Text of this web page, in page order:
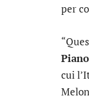
per
cui